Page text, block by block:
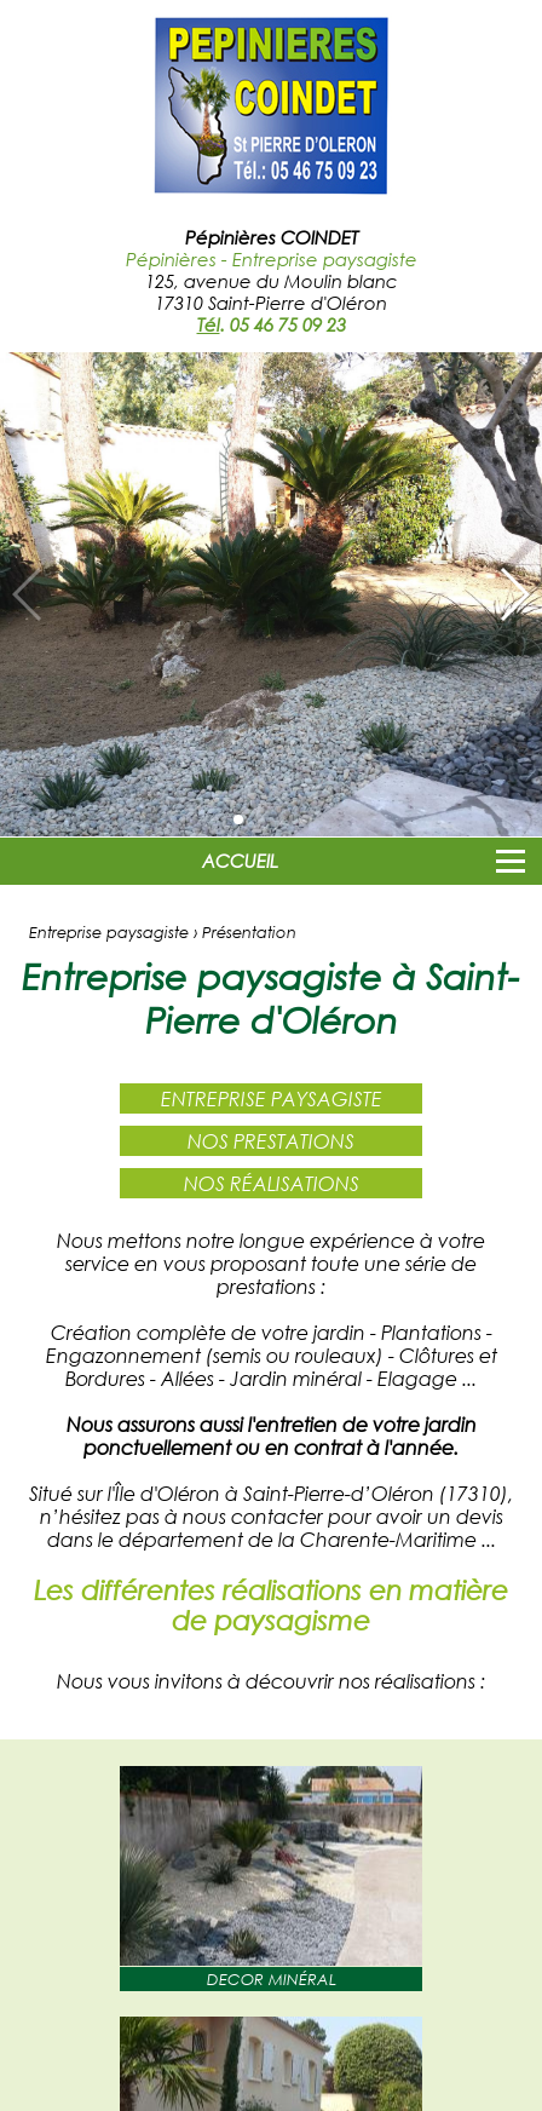
Pépinières COINDET
Pépinières - Entreprise paysagiste
125, avenue du Moulin blanc
17310 Saint-Pierre d'Oléron
Tél. 05 46 75 09 23
ACCUEIL
Entreprise paysagiste › Présentation
Entreprise paysagiste à Saint-
Pierre d'Oléron
ENTREPRISE PAYSAGISTE
NOS PRESTATIONS
NOS RÉALISATIONS
Nous mettons notre longue expérience à votre
service en vous proposant toute une série de
prestations :
Création complète de votre jardin - Plantations -
Engazonnement (semis ou rouleaux) - Clôtures et
Bordures - Allées - Jardin minéral - Elagage ...
Nous assurons aussi l'entretien de votre jardin
ponctuellement ou en contrat à l'année.
Situé sur l'Île d'Oléron à Saint-Pierre-d’Oléron (17310),
n’hésitez pas à nous contacter pour avoir un devis
dans le département de la Charente-Maritime ...
Les différentes réalisations en matière
de paysagisme
Nous vous invitons à découvrir nos réalisations :
DECOR MINÉRAL